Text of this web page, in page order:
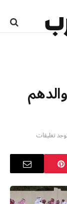
تعليقات